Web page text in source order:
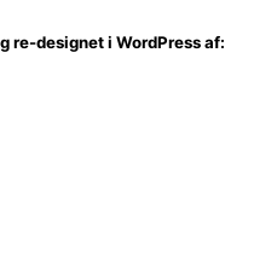
re-designet i WordPress af: